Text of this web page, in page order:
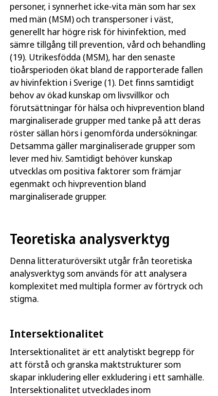
personer, i synnerhet icke-vita män som har sex
med män (MSM) och transpersoner i väst,
generellt har högre risk för hivinfektion, med
sämre tillgång till prevention, vård och behandling
(19). Utrikesfödda (MSM), har den senaste
tioårsperioden ökat bland de rapporterade fallen
av hivinfektion i Sverige (1). Det finns samtidigt
behov av ökad kunskap om livsvillkor och
förutsättningar för hälsa och hivprevention bland
marginaliserade grupper med tanke på att deras
röster sällan hörs i genomförda undersökningar.
Detsamma gäller marginaliserade grupper som
lever med hiv. Samtidigt behöver kunskap
utvecklas om positiva faktorer som främjar
egenmakt och hivprevention bland
marginaliserade grupper.
Teoretiska analysverktyg
Denna litteraturöversikt utgår från teoretiska
analysverktyg som används för att analysera
komplexitet med multipla former av förtryck och
stigma.
Intersektionalitet
Intersektionalitet är ett analytiskt begrepp för
att förstå och granska maktstrukturer som
skapar inkludering eller exkludering i ett samhälle.
Intersektionalitet utvecklades inom